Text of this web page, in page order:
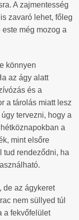
A zajmentesség
zavaró lehet, főleg
még mozog a
könnyen
az ágy alatt
és a
a tárolás miatt lesz
tervezni, hogy a
a
mint elsőre
tud rendeződni, ha
de az ágykeret
nem süllyed túl
a fekvőfelület